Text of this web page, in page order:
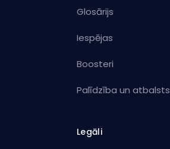
Glosārijs
Iespējas
Boosteri
Palīdzība un atbalsts
Legāli